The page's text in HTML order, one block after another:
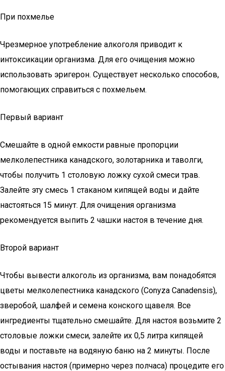
При похмелье
Чрезмерное употребление алкоголя приводит к
интоксикации организма. Для его очищения можно
использовать эригерон. Существует несколько способов,
помогающих справиться с похмельем.
Первый вариант
Смешайте в одной емкости равные пропорции
мелколепестника канадского, золотарника и таволги,
чтобы получить 1 столовую ложку сухой смеси трав.
Залейте эту смесь 1 стаканом кипящей воды и дайте
настояться 15 минут. Для очищения организма
рекомендуется выпить 2 чашки настоя в течение дня.
Второй вариант
Чтобы вывести алкоголь из организма, вам понадобятся
цветы мелколепестника канадского (Conyza Canadensis),
зверобой, шалфей и семена конского щавеля. Все
ингредиенты тщательно смешайте. Для настоя возьмите 2
столовые ложки смеси, залейте их 0,5 литра кипящей
воды и поставьте на водяную баню на 2 минуты. После
остывания настоя (примерно через полчаса) процедите его